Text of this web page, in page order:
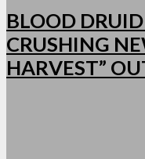
BLOOD
CRUSHING
HARVEST”